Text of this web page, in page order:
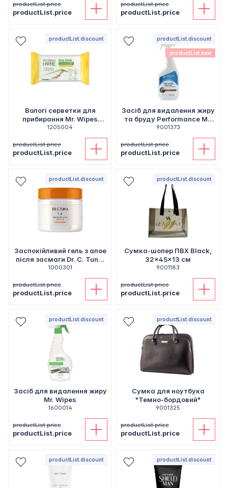
productList.price
productList.price
productList.price
productList.price
productList.discount
Вологі серветки для
прибирання Mr. Wipes
"Лимон", 40 шт
1205004
productList.price
productList.price
productList.discount
productList.new
Засіб для видалення жиру
та бруду Performance Mr.
Wipes, 500 мл
9001373
productList.price
productList.price
productList.discount
Заспокійливий гель з алое
після засмаги Dr. C. Tuna,
110 мл
1000301
productList.price
productList.price
productList.discount
Сумка-шопер ПВХ Black,
32x45x13 см
9001183
productList.price
productList.price
productList.discount
Засіб для видалення жиру
Mr. Wipes
1600014
productList.price
productList.price
productList.discount
Сумка для ноутбука
"Темно-бордовий"
9001325
productList.price
productList.price
productList.discount productList.discount